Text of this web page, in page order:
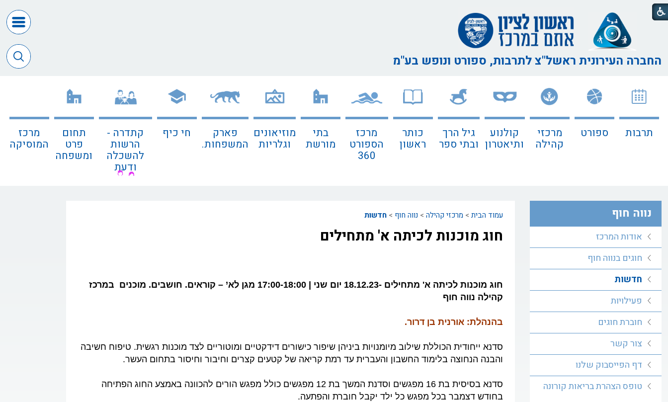
החברה העירונית ראשל"צלתרבות, ספורט ונופש בע"מ
חופש
המידע
העיר
דבר
המנכ"ל
תרבות ספורט מרכזי
קהילה
קולנוע
ותיאטרון
גיל הרך
ובתי ספר
כותר
ראשון
מרכז
הספורט
360
בתי
מורשת
מוזיאונים
וגלריות
פארק
המשפחות.
חי כיף קתדרה -
הרשות
להשכלה
ודעת
תחום
פרט
ומשפחה
מרכז
המוסיקה
עמוד הבית >מרכזי קהילה >נווה חוף >חדשות
חוג מוכנות לכיתה א' מתחילים
חוג מוכנות לכיתה א' מתחילים -18.12.23 יום שני | 17:00-18:00 מגן לא’ – קוראים. חושבים. מוכנים במרכז
קהילה נווה חוף
בהנהלת: אורנית בן דרור.
סדנא ייחודית הכוללת שילוב מיומנויות ביניהן שיפור כישורים דידקטיים ומוטוריים לצד מוכנות רגשית. טיפוח חשיבה
והבנה הנחוצה בלימוד החשבון והעברית עד רמת קריאה של קטעים קצרים וחיבור וחיסור בתחום העשר.
סדנא בסיסית בת 16 מפגשים וסדנת המשך בת 12 מפגשים כולל מפגש הורים להכוונה באמצע החוג הפתיחה
בחודש דצמבר בכל מפגש כל ילד יקבל חוברת והפתעה.
נווה חוף
אודות המרכז
חוגים בנווה חוף
חדשות
פעילויות
חוברת חוגים
צור קשר
דף הפייסבוק שלנו
טופס הצהרת בריאות קורונה